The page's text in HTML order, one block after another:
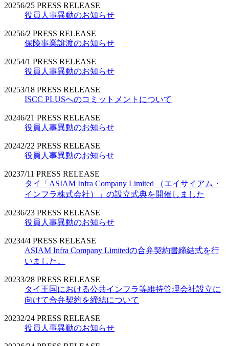
20256/25 PRESS RELEASE
役員人事異動のお知らせ
20256/2 PRESS RELEASE
保険事業譲渡のお知らせ
20254/1 PRESS RELEASE
役員人事異動のお知らせ
20253/18 PRESS RELEASE
ISCC PLUSへのコミットメントについて
20246/21 PRESS RELEASE
役員人事異動のお知らせ
20242/22 PRESS RELEASE
役員人事異動のお知らせ
20237/11 PRESS RELEASE
タイ「ASIAM Infra Company Limited （エイサイアム・
インフラ株式会社）」の設立式典を開催しました
20236/23 PRESS RELEASE
役員人事異動のお知らせ
20234/4 PRESS RELEASE
ASIAM Infra Company Limitedの合弁契約書締結式を行
いました。
20233/28 PRESS RELEASE
タイ王国における公共インフラ等維持管理会社設立に
向けて合弁契約を締結について
20232/24 PRESS RELEASE
役員人事異動のお知らせ